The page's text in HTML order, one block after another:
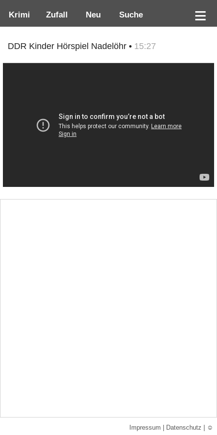
Krimi Zufall Neu Suche
DDR Kinder Hörspiel Nadelöhr • 15:27
Impressum Datenschutz ☺